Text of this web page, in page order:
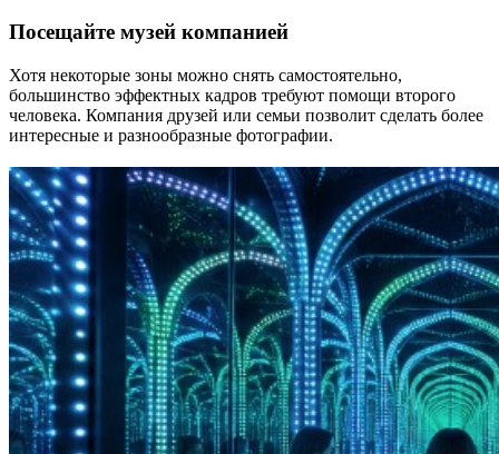
Посещайте музей компанией
Хотя некоторые зоны можно снять самостоятельно,
большинство эффектных кадров требуют помощи второго
человека. Компания друзей или семьи позволит сделать более
интересные и разнообразные фотографии.